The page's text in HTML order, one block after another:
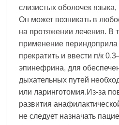
слизистых оболочек языка,
Он может возникать в
на протяжении лечения. В
применение
прекратить и ввести п/к
эпинефрина, для
дыхательных путей
или ларинготомия.Из-за
развития
не следует назначать